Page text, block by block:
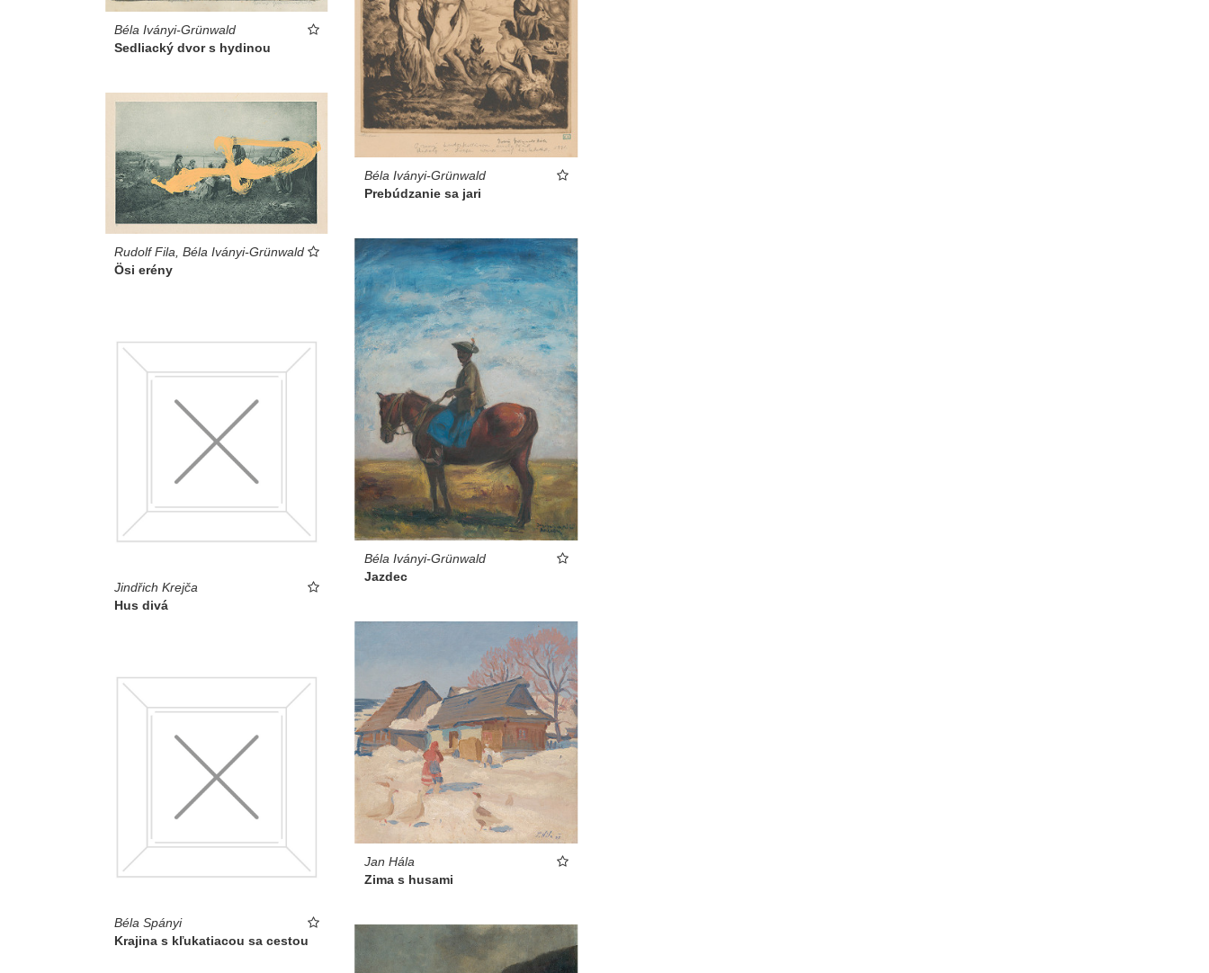
Béla Iványi-Grünwald
Sedliacký dvor s hydinou
Béla Iványi-Grünwald
Prebúdzanie sa jari
Rudolf Fila, Béla Iványi-Grünwald
Ösi erény
Béla Iványi-Grünwald
Jazdec
Jindřich Krejča
Hus divá
Jan Hála
Zima s husami
Béla Spányi
Krajina s kľukatiacou sa cestou